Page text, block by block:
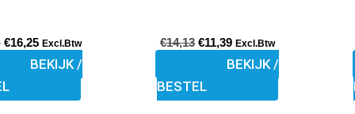
€16,25 Excl.Btw
BEKIJK /
worden
op
€14,13 €11,39 Excl.Btw
BEKIJK /
BESTEL
worden
op